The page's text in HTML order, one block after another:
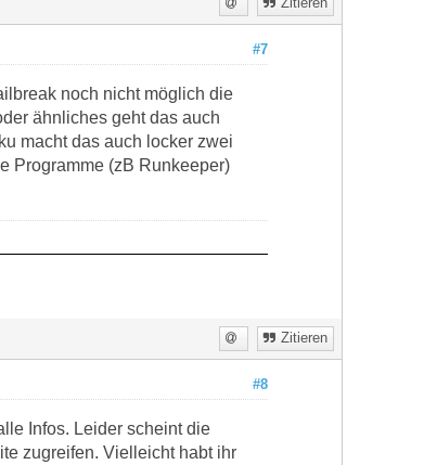
#7
noch nicht möglich die
ähnliches geht das auch
macht das auch locker zwei
Programme (zB Runkeeper)
Zitieren
#8
Infos. Leider scheint die
zugreifen. Vielleicht habt ihr